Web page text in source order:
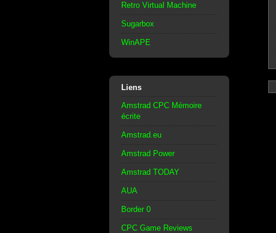
Retro Virtual Machine
Sugarbox
WinAPE
Liens
Amstrad CPC Mémoire
écrite
Amstrad.eu
Amstrad Power
Amstrad TODAY
AUA
Border 0
CPC Game Reviews